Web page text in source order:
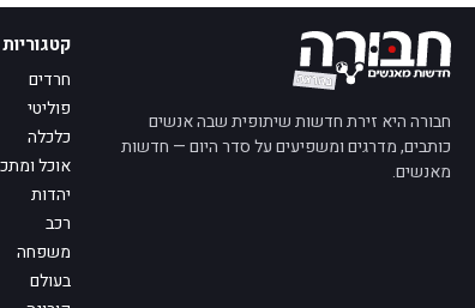
חבורה היא זירת חדשות שיתופית שבה אנשים
כותבים, מדרגים ומשפיעים על סדר היום — חדשות
מאנשים.
קטגוריות
חרדים
פוליטי
כלכלה
אוכל
יהדות
רכב
משפחה
בעולם